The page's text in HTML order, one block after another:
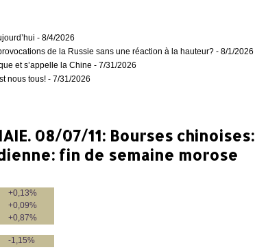
- 8/4/2026
de la Russie sans une réaction à la hauteur? - 8/1/2026
et s’appelle la Chine - 7/31/2026
nous tous! - 7/31/2026
08/07/11: Bourses chinoises:
fin de semaine morose
+0,13%
+0,09%
+0,87%
-1,15%